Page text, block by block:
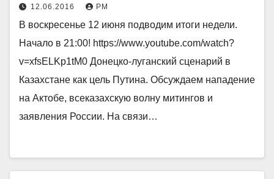
12.06.2016 РМ
В воскресенье 12 июня подводим итоги недели.
Начало в 21:00! https://www.youtube.com/watch?
v=xfsELKp1tM0 Донецко-луганский сценарий в
Казахстане как цель Путина. Обсуждаем нападение
на Актобе, всеказахскую волну митингов и
заявления России. На связи…